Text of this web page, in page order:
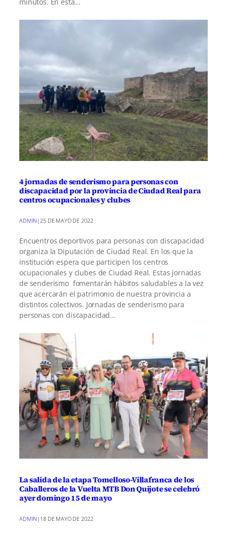
4 jornadas de senderismo para personas con
discapacidad por la provincia de Ciudad Real para
centros ocupacionales y clubes
ADMIN | 25 DE MAYO DE 2022
Encuentros deportivos para personas con discapacidad
organiza la Diputación de Ciudad Real. En los que la
institución espera que participen los centros
ocupacionales y clubes de Ciudad Real. Estas jornadas
de senderismo fomentarán hábitos saludables a la vez
que acercarán el patrimonio de nuestra provincia a
distintos colectivos. Jornadas de senderismo para
personas con discapacidad…
La salida de la etapa Tomelloso-Villafranca de los
Caballeros de la Vuelta MTB Don Quijote se celebró
ayer domingo 15 de mayo
ADMIN | 18 DE MAYO DE 2022